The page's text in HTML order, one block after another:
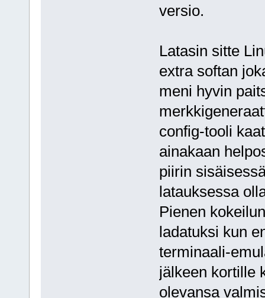
versio.
Latasin sitte
extra softan
meni hyvin
config-tooli
ainakaan
piirin
latauksessa
Pienen
ladatuksi kun
terminaali-
jälkeen kortille
olevansa